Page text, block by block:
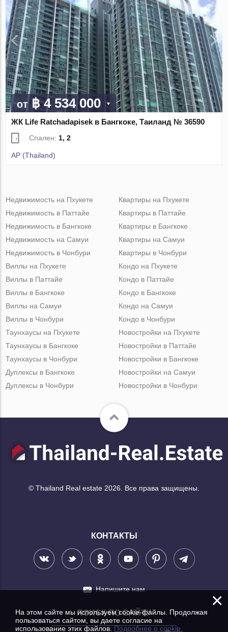
от฿ 4 534 000
ЖК Life Ratchadapisek в Бангкоке, Таиланд № 36590
Спален: 1, 2
AP (Thailand)
Недвижимость на Пхукете
Недвижимость в Паттайе
Недвижимость в Бангкоке
Недвижимость на Самуи
Недвижимость в Чонбури
Квартиры на Пхукете
Квартиры в Паттайе
Квартиры в Бангкоке
Квартиры на Самуи
Квартиры в Чонбури
Виллы на Пхукете
Виллы в Паттайе
Виллы в Бангкоке
Виллы на Самуи
Виллы в Чонбури
Кондо на Пхукете
Кондо в Паттайе
Кондо в Бангкоке
Кондо на Самуи
Кондо в Чонбури
Таунхаусы на Пхукете
Таунхаусы в Бангкоке
Таунхаусы в Чонбури
Дуплексы в Бангкоке
Дуплексы в Чонбури
Новостройки на Пхукете
Новостройки в Паттайе
Новостройки в Бангкоке
Новостройки на Самуи
Новостройки в Чонбури
© Thailand Real estate 2026. Все права защищены.
КОНТАКТЫ
Напишите нам
ПОИСК ПО САЙТУ
×
На этом сайте мы используем cookie-файлы. Продолжая
пользоваться сайтом, вы даете согласие на
использование этих файлов.Подробнее о cookie.